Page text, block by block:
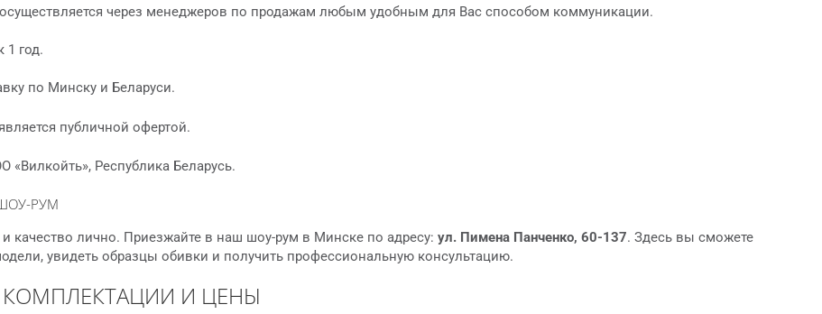
через менеджеров по продажам любым удобным для Вас способом коммуникации.
1 год.
по Минску и Беларуси.
публичной офертой.
«Вилкойть», Республика Беларусь.
РУМ
качество лично. Приезжайте в наш шоу-рум в Минске по адресу: ул. Пимена Панченко, 60-137. Здесь вы сможете
увидеть образцы обивки и получить профессиональную консультацию.
И ЦЕНЫ